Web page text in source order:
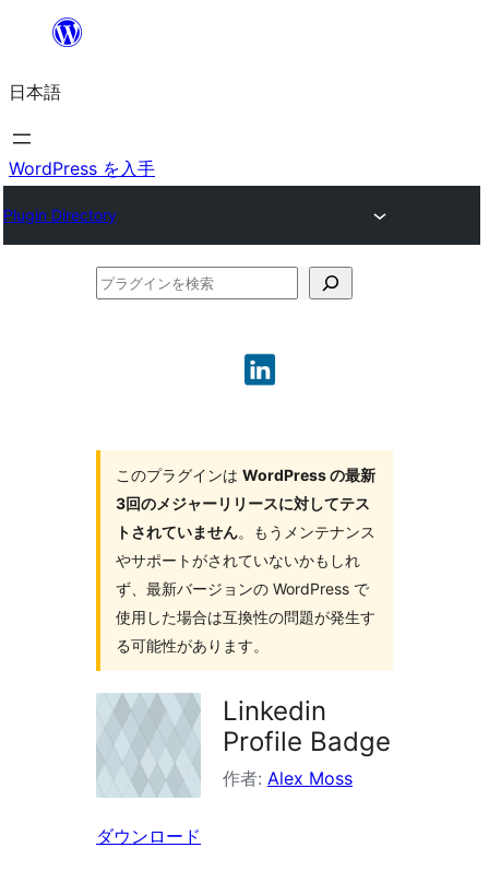
を
ス
キ
プ
日本語
WordPress を入手
Plugin Directory
プ
を
このプラグインは WordPress の最新
3回のメジャーリリースに対してテス
トされていません。もうメンテナンス
やサポートがされていないかもしれ
ず、最新バージョンの WordPress で
使用した場合は互換性の問題が発生す
る可能性があります。
Linkedin
Profile Badge
作者: Alex Moss
ダウンロード